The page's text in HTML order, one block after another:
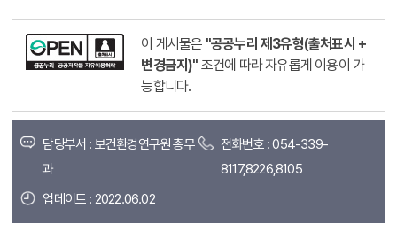
이 게시물은 "공공누리 제3유형(출처표시 +
변경금지)" 조건에 따라 자유롭게 이용이 가
능합니다.
담당부서 : 보건환경연구원 총무
과
전화번호 : 054-339-
8117,8226,8105
업데이트 : 2022.06.02